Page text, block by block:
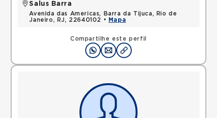
Compartilhe este perfil
Salus Barra
Avenida das Americas, Barra da Tijuca, Rio de
Janeiro, RJ, 22640102 •
Mapa